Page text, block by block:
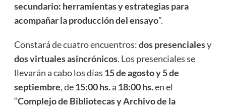
secundario: herramientas y estrategias para
acompañar la producción del ensayo”.
Constará de cuatro encuentros:dos presencialesy
dos virtuales asincrónicos. Los presenciales se
llevarán a cabo los días 15 de agosto y 5 de
septiembre, de15:00 hs.a 18:00 hs.en el
“Complejo de Bibliotecas y Archivo de la